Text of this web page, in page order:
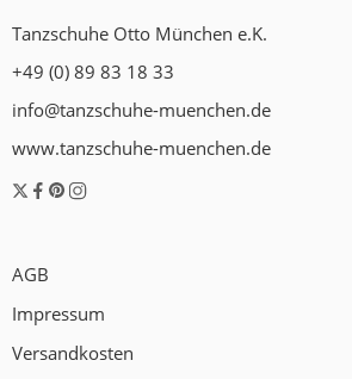
Tanzschuhe Otto München e.K.
+49 (0) 89 83 18 33
info@tanzschuhe-muenchen.de
www.tanzschuhe-muenchen.de
AGB
Impressum
Versandkosten